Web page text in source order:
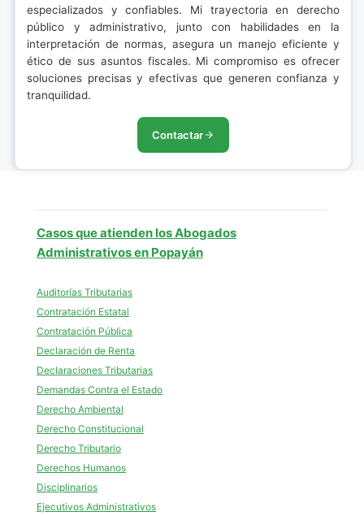
especializados y confiables. Mi trayectoria en derecho
público y administrativo, junto con habilidades en la
interpretación de normas, asegura un manejo eficiente y
ético de sus asuntos fiscales. Mi compromiso es ofrecer
soluciones precisas y efectivas que generen confianza y
tranquilidad.
Contactar
Casos que atienden los Abogados
Administrativos en Popayán
Auditorías Tributarias
Contratación Estatal
Contratación Pública
Declaración de Renta
Declaraciones Tributarias
Demandas Contra el Estado
Derecho Ambiental
Derecho Constitucional
Derecho Tributario
Derechos Humanos
Disciplinarios
Ejecutivos Administrativos